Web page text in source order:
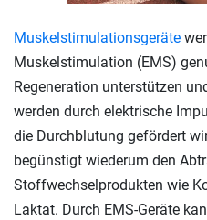
Muskelstimulationsgeräte
Muskelstimulation (EMS)
Regeneration unterstützen
werden durch elektrische
die Durchblutung gefördert
begünstigt wiederum den
Stoffwechselprodukten wie
Laktat. Durch EMS-Geräte